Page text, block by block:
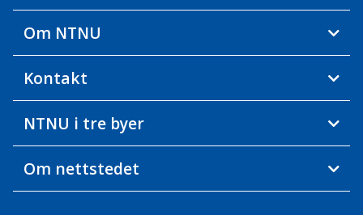
Om NTNU
Kontakt
NTNU i tre byer
Om nettstedet